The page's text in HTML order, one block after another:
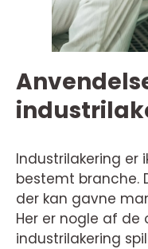
Industrilakering er
bestemt branche.
der kan gavne
Her er nogle af de
industrilakering